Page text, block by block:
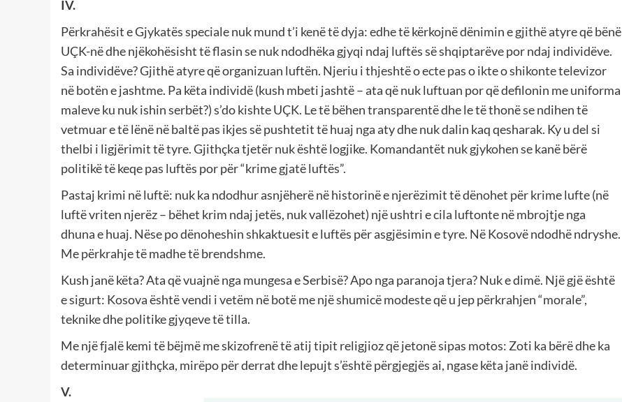
IV.
Përkrahësit e Gjykatës speciale nuk mund t’i kenë të dyja: edhe të kërkojnë dënimin e gjithë atyre që bënë
UÇK-në dhe njëkohësisht të flasin se nuk ndodhëka gjyqi ndaj luftës së shqiptarëve por ndaj individëve.
Sa individëve? Gjithë atyre që organizuan luftën. Njeriu i thjeshtë o ecte pas o ikte o shikonte televizor
në botën e jashtme. Pa këta individë (kush mbeti jashtë – ata që nuk luftuan por që defilonin me uniforma
maleve ku nuk ishin serbët?) s’do kishte UÇK. Le të bëhen transparentë dhe le të thonë se ndihen të
vetmuar e të lënë në baltë pas ikjes së pushtetit të huaj nga aty dhe nuk dalin kaq qesharak. Ky u del si
thelbi i ligjërimit të tyre. Gjithçka tjetër nuk është logjike. Komandantët nuk gjykohen se kanë bërë
politikë të keqe pas luftës por për “krime gjatë luftës”.
Pastaj krimi në luftë: nuk ka ndodhur asnjëherë në historinë e njerëzimit të dënohet për krime lufte (në
luftë vriten njerëz – bëhet krim ndaj jetës, nuk vallëzohet) një ushtri e cila luftonte në mbrojtje nga
dhuna e huaj. Nëse po dënoheshin shkaktuesit e luftës për asgjësimin e tyre. Në Kosovë ndodhë ndryshe.
Me përkrahje të madhe të brendshme.
Kush janë këta? Ata që vuajnë nga mungesa e Serbisë? Apo nga paranoja tjera? Nuk e dimë. Një gjë është
e sigurt: Kosova është vendi i vetëm në botë me një shumicë modeste që u jep përkrahjen “morale”,
teknike dhe politike gjyqeve të tilla.
Me një fjalë kemi të bëjmë me skizofrenë të atij tipit religjioz që jetonë sipas motos: Zoti ka bërë dhe ka
determinuar gjithçka, mirëpo për derrat dhe lepujt s’është përgjegjës ai, ngase këta janë individë.
V.